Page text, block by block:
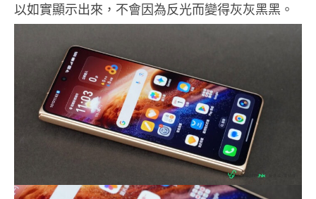
以如實顯示出來，不會因為反光而變得灰灰黑黑。